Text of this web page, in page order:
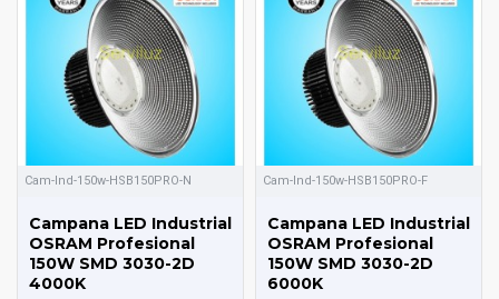
Cam-Ind-150w-HSB150PRO-N
Campana LED Industrial
OSRAM Profesional
150W SMD 3030-2D
4000K
Cam-Ind-150w-HSB150PRO-F
Campana LED Industrial
OSRAM Profesional
150W SMD 3030-2D
6000K